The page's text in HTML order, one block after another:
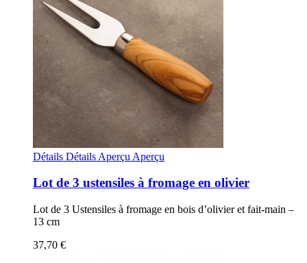
Détails Détails Aperçu Aperçu
Lot de 3 ustensiles à fromage en olivier
Lot de 3 Ustensiles à fromage en bois d’olivier et fait-main –
13 cm
37,70 €